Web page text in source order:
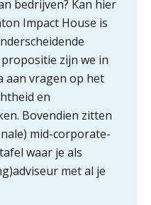
bedrijven? Kan hier
Impact House is
zijn we in
aan vragen op het
en
Bovendien zitten
mid-corporate-
waar je als
met al je
pensioenen voor de
arbeidsrelatie als
zo begeleid je jouw
Nederlanders in de knel
belastingwet
van de INT bij
over en aangiften van erf-